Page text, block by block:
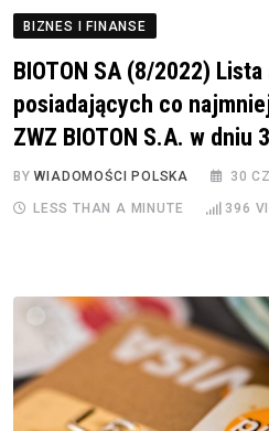
BIZNES I FINANSE
BIOTON SA (8/2022)
posiadających co
ZWZ BIOTON S.A. w dniu
BYWIADOMOŚCI POLSKA 30
LESS THAN A MINUTE 396